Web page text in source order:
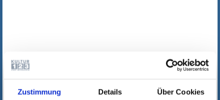
Zustimmung Details Über Cookies